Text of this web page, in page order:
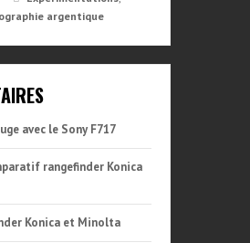
argentique
avec le Sony F717
rangefinder Konica
Konica et Minolta